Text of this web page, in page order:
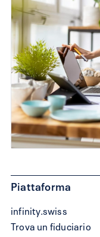
Piattaforma
infinity.swiss
Trova un fiduciario